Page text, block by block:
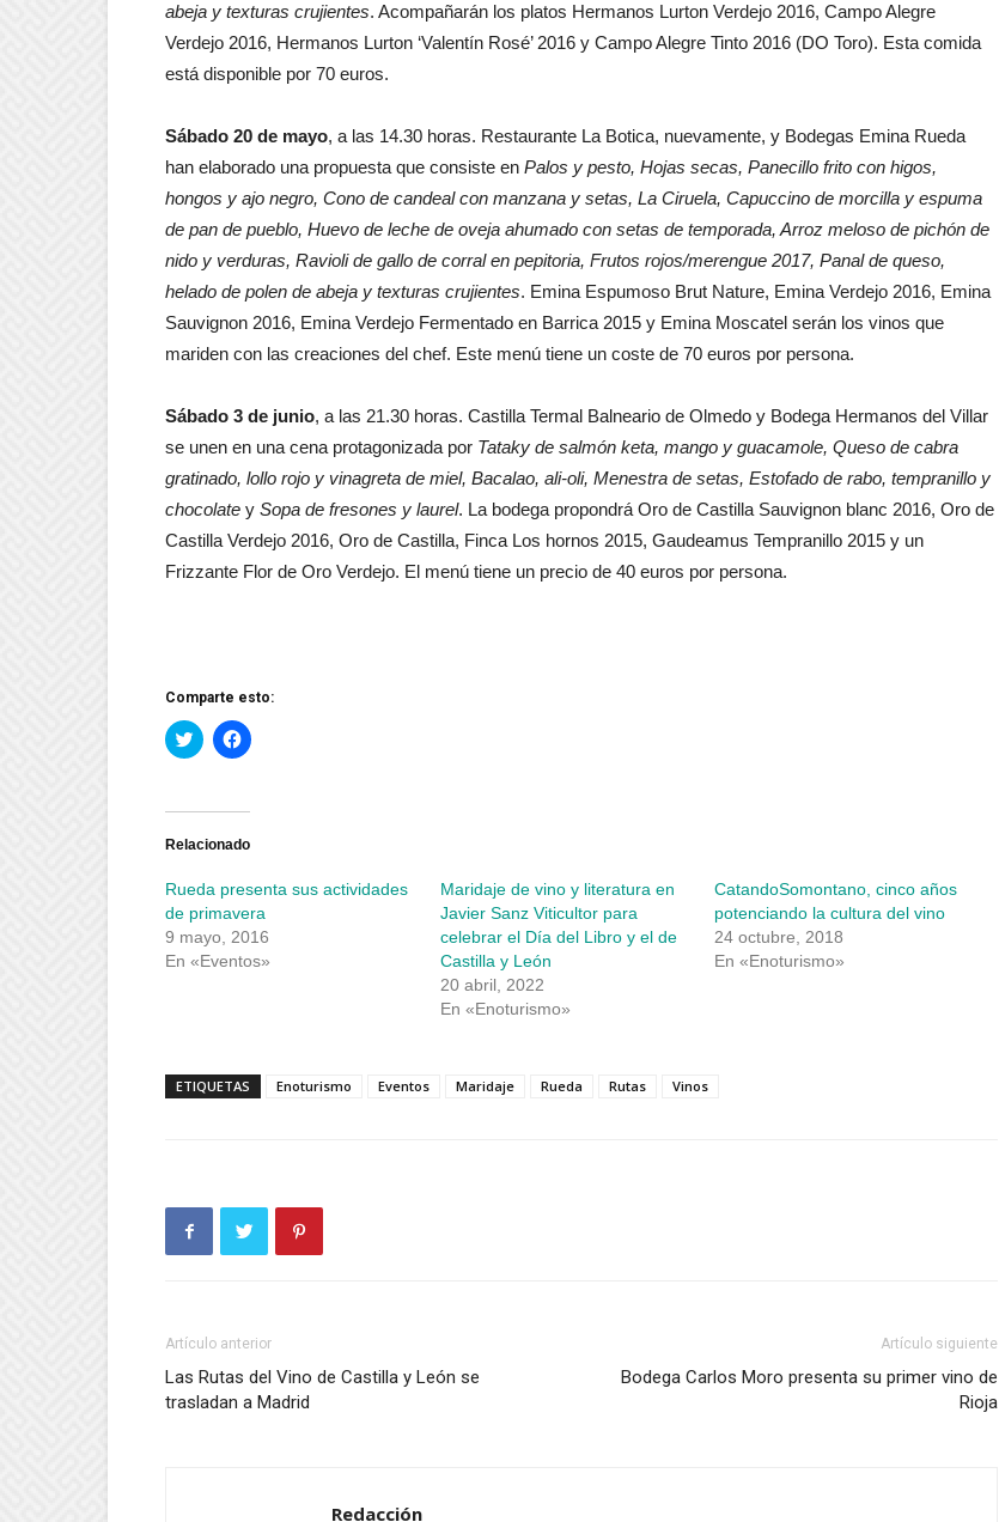
abeja y texturas crujientes. Acompañarán los platos Hermanos Lurton Verdejo 2016, Campo Alegre
Verdejo 2016, Hermanos Lurton ‘Valentín Rosé’ 2016 y Campo Alegre Tinto 2016 (DO Toro). Esta comida
está disponible por 70 euros.
Sábado 20 de mayo, a las 14.30 horas. Restaurante La Botica, nuevamente, y Bodegas Emina Rueda
han elaborado una propuesta que consiste en Palos y pesto, Hojas secas, Panecillo frito con higos,
hongos y ajo negro, Cono de candeal con manzana y setas, La Ciruela, Capuccino de morcilla y espuma
de pan de pueblo, Huevo de leche de oveja ahumado con setas de temporada, Arroz meloso de pichón de
nido y verduras, Ravioli de gallo de corral en pepitoria, Frutos rojos/merengue 2017, Panal de queso,
helado de polen de abeja y texturas crujientes. Emina Espumoso Brut Nature, Emina Verdejo 2016, Emina
Sauvignon 2016, Emina Verdejo Fermentado en Barrica 2015 y Emina Moscatel serán los vinos que
mariden con las creaciones del chef. Este menú tiene un coste de 70 euros por persona.
Sábado 3 de junio, a las 21.30 horas. Castilla Termal Balneario de Olmedo y Bodega Hermanos del Villar
se unen en una cena protagonizada por Tataky de salmón keta, mango y guacamole, Queso de cabra
gratinado, lollo rojo y vinagreta de miel, Bacalao, ali-oli, Menestra de setas, Estofado de rabo, tempranillo y
chocolate y Sopa de fresones y laurel. La bodega propondrá Oro de Castilla Sauvignon blanc 2016, Oro de
Castilla Verdejo 2016, Oro de Castilla, Finca Los hornos 2015, Gaudeamus Tempranillo 2015 y un
Frizzante Flor de Oro Verdejo. El menú tiene un precio de 40 euros por persona.
Comparte esto:
Haz
clic
Twitter
abre
ventana
nueva)
Haz
clic
Facebook
abre
ventana
nueva)
Relacionado
Rueda presenta sus actividades
de primavera
9 mayo, 2016
En «Eventos»
Maridaje de vino y literatura en
Javier Sanz Viticultor para
celebrar el Día del Libro y el de
Castilla y León
20 abril, 2022
En «Enoturismo»
CatandoSomontano, cinco años
potenciando la cultura del vino
24 octubre, 2018
En «Enoturismo»
ETIQUETAS Enoturismo Eventos Maridaje Rueda Rutas Vinos
Artículo anterior
Las Rutas del Vino de Castilla y León se
trasladan a Madrid
Artículo siguiente
Bodega Carlos Moro presenta su primer vino de
Rioja
Redacción